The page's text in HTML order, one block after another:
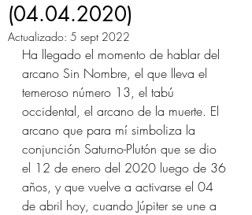
(04.04.2020)
Actualizado: 5 sept 2022
Ha llegado el momento de hablar del
arcano Sin Nombre, el que lleva el
temeroso número 13, el tabú
occidental, el arcano de la muerte. El
arcano que para mí simboliza la
conjunción Saturno-Plutón que se dio
el 12 de enero del 2020 luego de 36
años, y que vuelve a activarse el 04
de abril hoy, cuando Júpiter se une a